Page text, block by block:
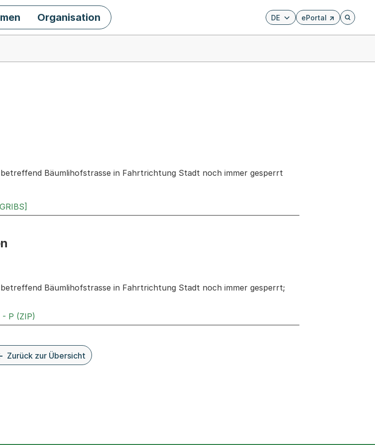
DE ePortal
Externer Link, wird in
Öffnet
Organisation
Bäumlihofstrasse in Fahrtrichtung Stadt noch immer gesperrt
Sitzungen zum Geschäft
Bäumlihofstrasse in Fahrtrichtung Stadt noch immer gesperrt;
- P (ZIP)
Zurück zur Übersicht